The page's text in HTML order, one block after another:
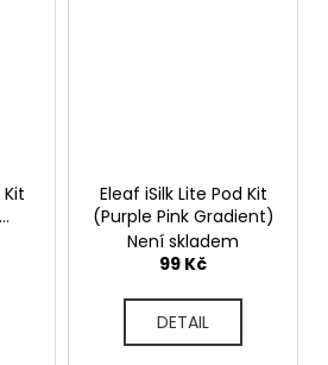
Eleaf iSilk Lite Pod Kit
(Purple Pink Gradient)
Není skladem
99 Kč
DETAIL